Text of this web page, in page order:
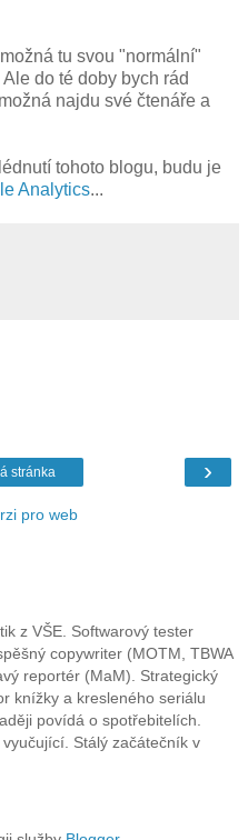
tu svou "normální"
do té doby bych rád
najdu své čtenáře a
tohoto blogu, budu je
Analytics...
›
stránka
pro web
z VŠE. Softwarový tester
copywriter (MOTM, TBWA
reportér (MaM). Strategický
knížky a kresleného seriálu
povídá o spotřebitelích.
Stálý začátečník v